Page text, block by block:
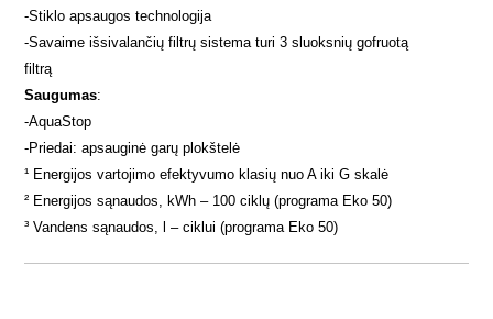
-Stiklo apsaugos technologija
-Savaime išsivalančių filtrų sistema turi 3 sluoksnių gofruotą
filtrą
Saugumas:
-AquaStop
-Priedai: apsauginė garų plokštelė
¹ Energijos vartojimo efektyvumo klasių nuo A iki G skalė
² Energijos sąnaudos, kWh – 100 ciklų (programa Eko 50)
³ Vandens sąnaudos, l – ciklui (programa Eko 50)